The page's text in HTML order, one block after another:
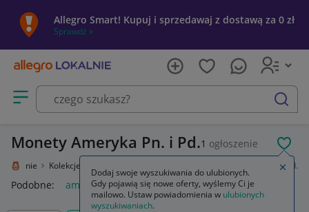
Allegro Smart! Kupuj i sprzedawaj z dostawą za 0 zł
Sprawdź »
Otwórz menu z kategoriami
szukaj
Monety Ameryka Pn. i Pd.1 ogłoszenie
Lokalnie Kolekcje i sztuka Ameryka Pn. i Pd.
Podobne: ameryka pn i pd
Dodaj swoje wyszukiwania do ulubionych.
Gdy pojawią się nowe oferty, wyślemy Ci je
mailowo. Ustaw powiadomienia w ulubionych
wyszukiwaniach.